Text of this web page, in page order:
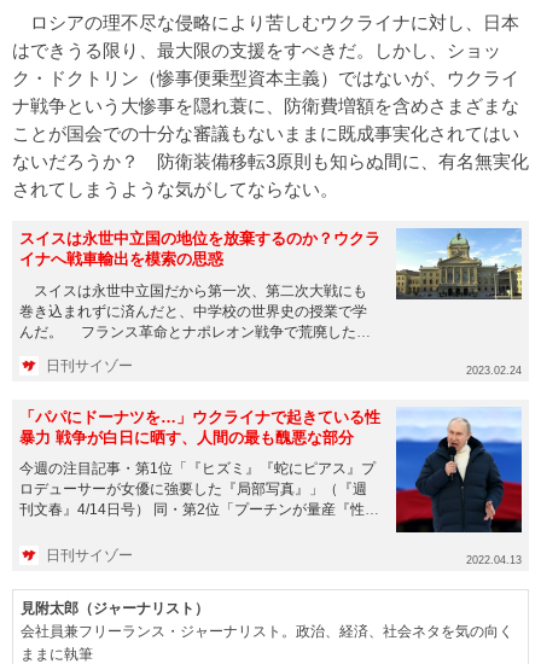
ロシアの理不尽な侵略により苦しむウクライナに対し、日本
はできうる限り、最大限の支援をすべきだ。しかし、ショッ
ク・ドクトリン（惨事便乗型資本主義）ではないが、ウクライ
ナ戦争という大惨事を隠れ蓑に、防衛費増額を含めさまざまな
ことが国会での十分な審議もないままに既成事実化されてはい
ないだろうか？ 防衛装備移転3原則も知らぬ間に、有名無実化
されてしまうような気がしてならない。
スイスは永世中立国の地位を放棄するのか？ウクラ
イナへ戦車輸出を模索の思惑
スイスは永世中立国だから第一次、第二次大戦にも
巻き込まれずに済んだと、中学校の世界史の授業で学
んだ。 フランス革命とナポレオン戦争で荒廃したヨ
日刊サイゾー 2023.02.24
「パパにドーナツを…」ウクライナで起きている性
暴力 戦争が白日に晒す、人間の最も醜悪な部分
今週の注目記事・第1位「『ヒズミ』『蛇にピアス』プ
ロデューサーが女優に強要した『局部写真』」（『週
刊文春』4/14日号） 同・第2位「プーチンが量産『性暴
日刊サイゾー 2022.04.13
見附太郎（ジャーナリスト）
会社員兼フリーランス・ジャーナリスト。政治、経済、社会ネタを気の向く
ままに執筆